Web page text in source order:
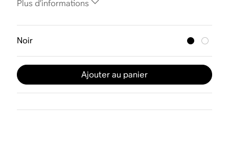
Plus d’informations
Noir
Ajouter au panier